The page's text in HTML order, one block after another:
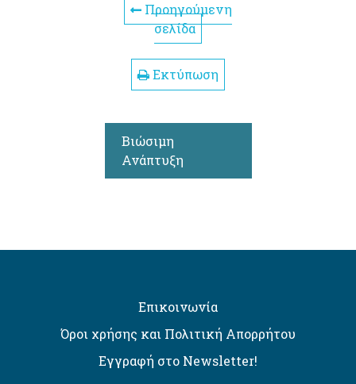
Προηγούμενη
σελίδα
Εκτύπωση
Βιώσιμη
Ανάπτυξη
Επικοινωνία
Όροι χρήσης και Πολιτική Απορρήτου
Εγγραφή στο Newsletter!